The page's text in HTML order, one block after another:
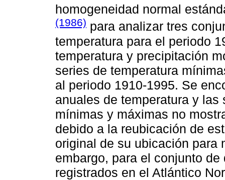
homogeneidad normal
(1986) para analizar tres
temperatura para el periodo
temperatura y precipitación
series de temperatura
al periodo 1910-1995. Se
anuales de temperatura y
mínimas y máximas no
debido a la reubicación de
original de su ubicación para
embargo, para el conjunto
registrados en el Atlántico